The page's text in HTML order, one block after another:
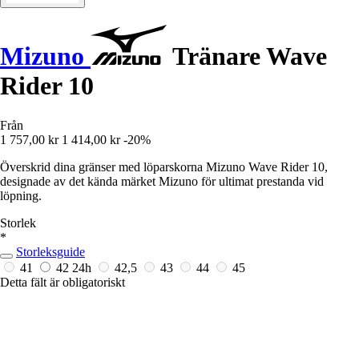
Mizuno
Tränare Wave
Rider 10
Från
1 757,00 kr 1 414,00 kr -20%
Överskrid dina gränser med löparskorna Mizuno Wave Rider 10,
designade av det kända märket Mizuno för ultimat prestanda vid
löpning.
Storlek
*
Storleksguide
41
42 24h 42,5 43 44
45
Detta fält är obligatoriskt